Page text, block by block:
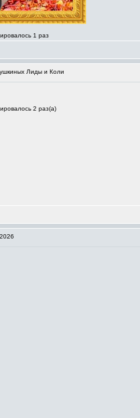
1 раз
Лиды и Коли
2 раз(а)